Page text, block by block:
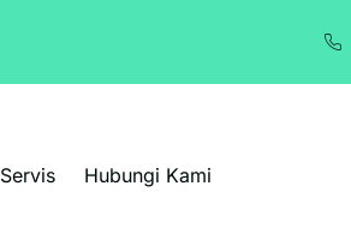
Servis Hubungi Kami